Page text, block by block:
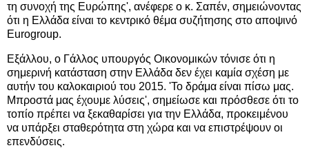
τη συνοχή της Ευρώπης', ανέφερε ο κ. Σαπέν, σημειώνοντας
ότι η Ελλάδα είναι το κεντρικό θέμα συζήτησης στο αποψινό
Eurogroup.
Εξάλλου, ο Γάλλος υπουργός Οικονομικών τόνισε ότι η
σημερινή κατάσταση στην Ελλάδα δεν έχει καμία σχέση με
αυτήν του καλοκαιριού του 2015. 'Το δράμα είναι πίσω μας.
Μπροστά μας έχουμε λύσεις', σημείωσε και πρόσθεσε ότι το
τοπίο πρέπει να ξεκαθαρίσει για την Ελλάδα, προκειμένου
να υπάρξει σταθερότητα στη χώρα και να επιστρέψουν οι
επενδύσεις.